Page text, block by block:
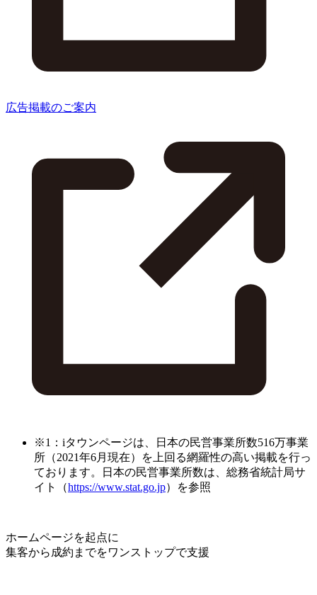
広告掲載のご案内
※1：iタウンページは、日本の民営事業所数516万事業
所（2021年6月現在）を上回る網羅性の高い掲載を行っ
ております。日本の民営事業所数は、総務省統計局サ
イト（https://www.stat.go.jp）を参照
ホームページを起点に
集客から成約までをワンストップで支援